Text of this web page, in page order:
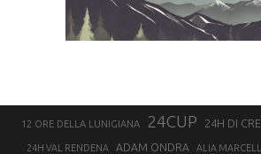
12 ORE DELLA LUNIGIANA 24CUP 24H DI
24H VAL RENDENA ADAM ONDRA ALIA